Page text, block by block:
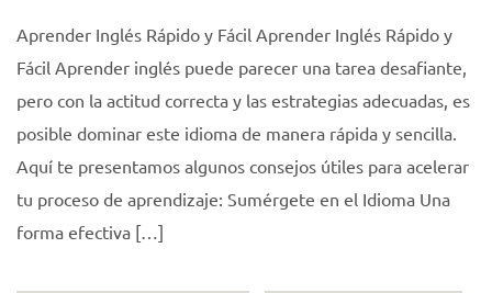
Aprender Inglés Rápido y Fácil Aprender Inglés Rápido y
Fácil Aprender inglés puede parecer una tarea desafiante,
pero con la actitud correcta y las estrategias adecuadas, es
posible dominar este idioma de manera rápida y sencilla.
Aquí te presentamos algunos consejos útiles para acelerar
tu proceso de aprendizaje: Sumérgete en el Idioma Una
forma efectiva […]